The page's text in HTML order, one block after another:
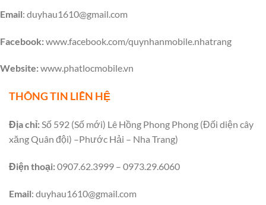
Email: duyhau1610@gmail.com
Facebook:www.facebook.com/quynhanmobile.nhatrang
Website:www.phatlocmobile.vn
THÔNG TIN LIÊN HỆ
Địa chỉ:Số 592 (Số mới) Lê Hồng Phong Phong (Đối diện cây
xăng Quân đội) –Phước Hải – Nha Trang)
Điện thoại:0907.62.3999 – 0973.29.6060
Email: duyhau1610@gmail.com